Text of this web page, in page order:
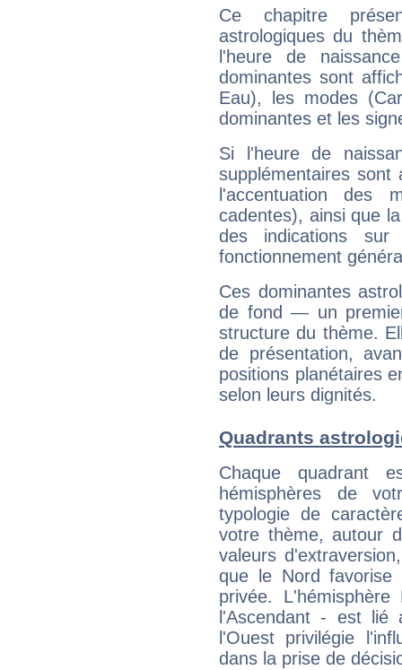
Ce chapitre
astrologiques du
l'heure de
dominantes sont
Eau), les modes
dominantes et les
Si l'heure de
supplémentaires sont
l'accentuation des
cadentes), ainsi que
des indications sur
fonctionnement
Ces dominantes
de fond — un
structure du thème.
de présentation,
positions planétaires
selon leurs dignités.
Quadrants
Chaque quadrant
hémisphères de
typologie de
votre thème, autour
valeurs
que le Nord favorise
privée.
l'Ascendant - est
l'Ouest privilégie
dans la prise de